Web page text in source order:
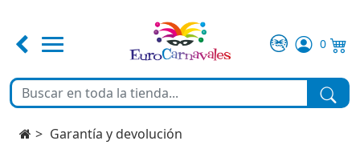
0
Garantía y devolución